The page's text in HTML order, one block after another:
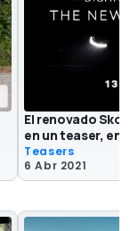
El renovado
en un teaser, en
Teasers
6 Abr 2021